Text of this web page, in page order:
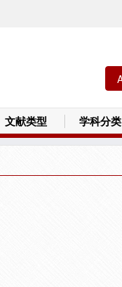
文献类型 学科分类